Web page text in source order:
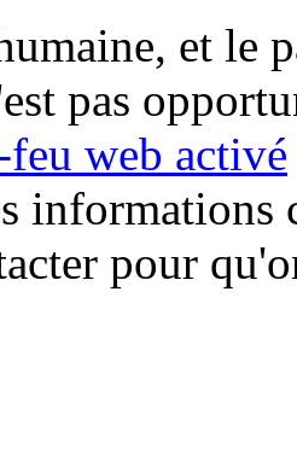
et le
pas
feu web activé
informations
pour